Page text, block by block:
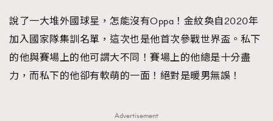
說了一大堆外國球星，怎能沒有Oppa！金紋奐自2020年
加入國家隊集訓名單，這次也是他首次參戰世界盃。私下
的他與賽場上的他可謂大不同！賽場上的他總是十分盡
力，而私下的他卻有軟萌的一面！絕對是暖男無誤！
Advertisement